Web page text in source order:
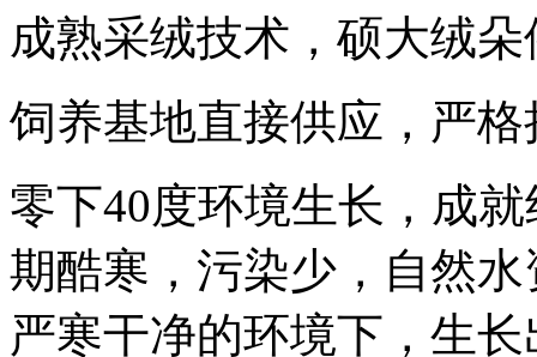
成熟采绒技术，硕大绒
饲养基地直接供应，严
零下40度环境生长，成
期酷寒，污染少，自然
严寒干净的环境下，生